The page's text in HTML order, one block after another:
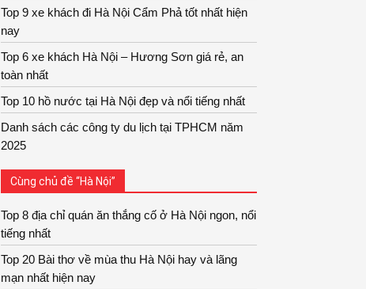
Top 9 xe khách đi Hà Nội Cẩm Phả tốt nhất hiện
nay
Top 6 xe khách Hà Nội – Hương Sơn giá rẻ, an
toàn nhất
Top 10 hồ nước tại Hà Nội đẹp và nổi tiếng nhất
Danh sách các công ty du lịch tại TPHCM năm
2025
Cùng chủ đề “Hà Nội”
Top 8 địa chỉ quán ăn thắng cố ở Hà Nội ngon, nổi
tiếng nhất
Top 20 Bài thơ về mùa thu Hà Nội hay và lãng
mạn nhất hiện nay